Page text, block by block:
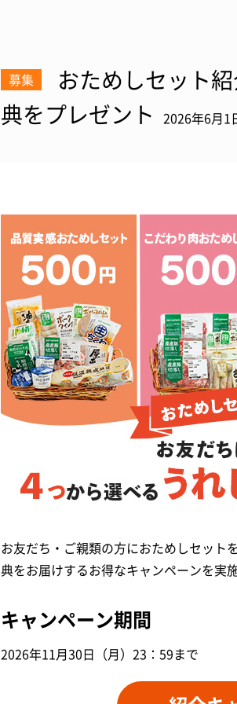
募集
おためしセット
典をプレゼント
2026年6月1
お友だち・ご親類の方におためしセット
典をお届けするお得なキャンペーンを実
キャンペーン期間
2026年11月30日（月）23：59まで